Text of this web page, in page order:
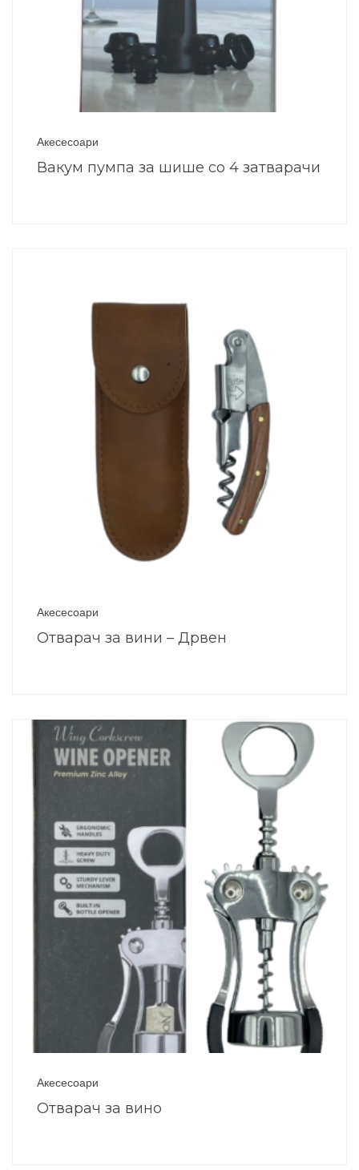
Акесесоари
Вакум пумпа за шише со 4 затварачи
Акесесоари
Отварач за вини – Дрвен
Акесесоари
Отварач за вино